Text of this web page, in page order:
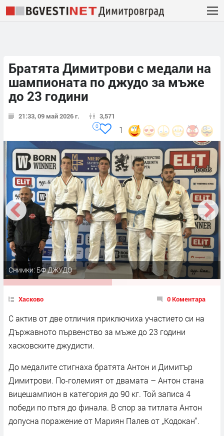
Братята Димитрови с медали на
шампионата по джудо за мъже
до 23 години
21:33, 09 май 2026 г. 3,571
1
0
Снимки: БФ ДЖУДО
Хасково 0 Коментара
С актив от две отличия приключиха участието си на
Държавното първенство за мъже до 23 години
хасковските джудисти.
До медалите стигнаха братята Антон и Димитър
Димитрови. По-големият от двамата – Антон стана
вицешампион в категория до 90 кг. Той записа 4
победи по пътя до финала. В спор за титлата Антон
допусна поражение от Мариян Палев от „Кодокан“.